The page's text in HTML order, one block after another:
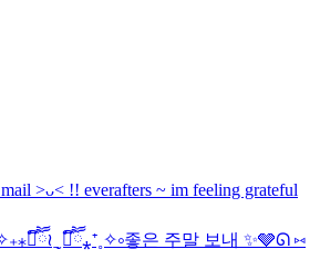
>ᴗ< !! everafters ~ im feeling grateful
ཽ≀ˍ̮ ❝᷀ົཽ⁎⁺˳✧༚좋은 주말 보내 ✨🩶ᘏ ⑅